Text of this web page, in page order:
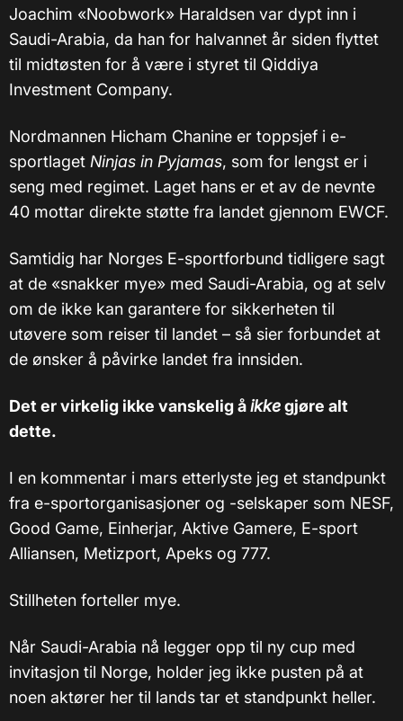
Joachim «Noobwork» Haraldsen var dypt inn i
Saudi-Arabia, da han for halvannet år siden flyttet
til midtøsten for å være i styret til Qiddiya
Investment Company.
Nordmannen Hicham Chanine er toppsjef i e-
sportlaget Ninjas in Pyjamas, som for lengst er i
seng med regimet. Laget hans er et av de nevnte
40 mottar direkte støtte fra landet gjennom EWCF.
Samtidig har Norges E-sportforbund tidligere sagt
at de «snakker mye» med Saudi-Arabia, og at selv
om de ikke kan garantere for sikkerheten til
utøvere som reiser til landet – så sier forbundet at
de ønsker å påvirke landet fra innsiden.
Det er virkelig ikke vanskelig åikkegjøre alt
dette.
I en kommentar i mars etterlyste jeg et standpunkt
fra e-sportorganisasjoner og -selskaper som NESF,
Good Game, Einherjar, Aktive Gamere, E-sport
Alliansen, Metizport, Apeks og 777.
Stillheten forteller mye.
Når Saudi-Arabia nå legger opp til ny cup med
invitasjon til Norge, holder jeg ikke pusten på at
noen aktører her til lands tar et standpunkt heller.